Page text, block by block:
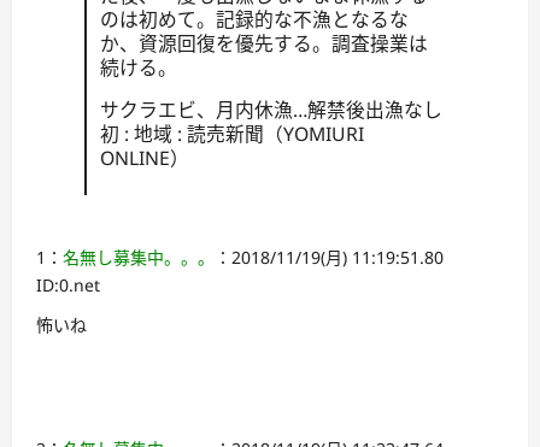
のは初めて。記録的な不漁となるな
か、資源回復を優先する。調査操業は
続ける。
サクラエビ、月内休漁…解禁後出漁なし
初 : 地域 : 読売新聞（YOMIURI
ONLINE）
1： 名無し募集中。。。
：2018/11/19(月) 11:19:51.80
ID:0.net
怖いね